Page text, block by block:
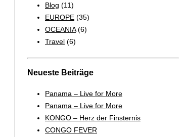
Blog (11)
EUROPE (35)
OCEANIA(6)
Travel (6)
Neueste Beiträge
Panama – Live for More
Panama – Live for More
KONGO – Herz der Finsternis
CONGO FEVER